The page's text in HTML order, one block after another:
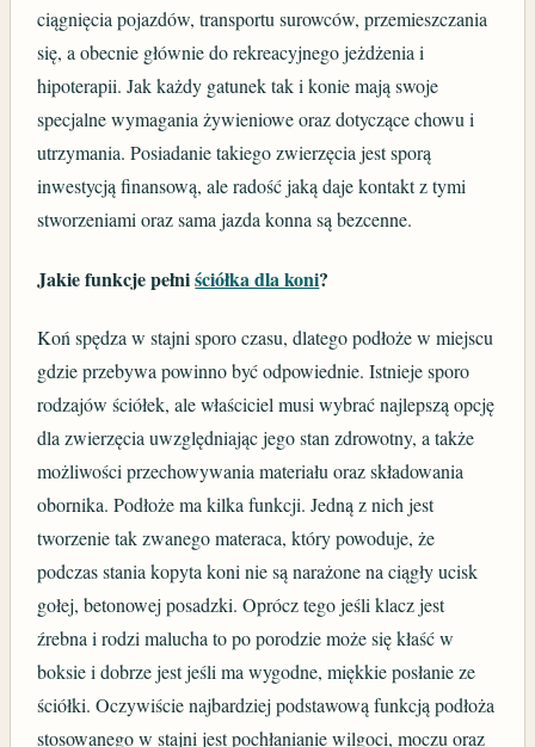
ciągnięcia pojazdów, transportu surowców, przemieszczania
się, a obecnie głównie do rekreacyjnego jeżdżenia i
hipoterapii. Jak każdy gatunek tak i konie mają swoje
specjalne wymagania żywieniowe oraz dotyczące chowu i
utrzymania. Posiadanie takiego zwierzęcia jest sporą
inwestycją finansową, ale radość jaką daje kontakt z tymi
stworzeniami oraz sama jazda konna są bezcenne.
Jakie funkcje pełniściółka dla koni?
Koń spędza w stajni sporo czasu, dlatego podłoże w miejscu
gdzie przebywa powinno być odpowiednie. Istnieje sporo
rodzajów ściółek, ale właściciel musi wybrać najlepszą opcję
dla zwierzęcia uwzględniając jego stan zdrowotny, a także
możliwości przechowywania materiału oraz składowania
obornika. Podłoże ma kilka funkcji. Jedną z nich jest
tworzenie tak zwanego materaca, który powoduje, że
podczas stania kopyta koni nie są narażone na ciągły ucisk
gołej, betonowej posadzki. Oprócz tego jeśli klacz jest
źrebna i rodzi malucha to po porodzie może się kłaść w
boksie i dobrze jest jeśli ma wygodne, miękkie posłanie ze
ściółki. Oczywiście najbardziej podstawową funkcją podłoża
stosowanego w stajni jest pochłanianie wilgoci, moczu oraz